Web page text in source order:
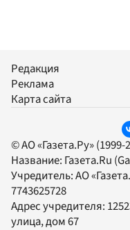
Редакция
Реклама
Карта сайта
© АО «Газета.Ру»
Название: Газета.Ru
Учредитель:АО
7743625728
Адрес учредителя:
улица, дом 67